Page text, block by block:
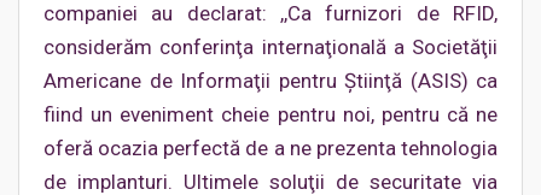
companiei au declarat: ,,Ca furnizori de RFID,
considerăm conferinţa internaţională a Societăţii
Americane de Informaţii pentru Ştiinţă (ASIS) ca
fiind un eveniment cheie pentru noi, pentru că ne
oferă ocazia perfectă de a ne prezenta tehnologia
de implanturi. Ultimele soluţii de securitate via